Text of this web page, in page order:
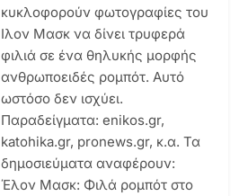
κυκλοφορούν φωτογραφίες του
Ιλον Μασκ να δίνει τρυφερά
φιλιά σε ένα θηλυκής μορφής
ανθρωποειδές ρομπότ. Αυτό
ωστόσο δεν ισχύει.
Παραδείγματα: enikos.gr,
katohika.gr, pronews.gr, κ.α. Τα
δημοσιεύματα αναφέρουν:
Έλον Μασκ: Φιλά ρομπότ στο